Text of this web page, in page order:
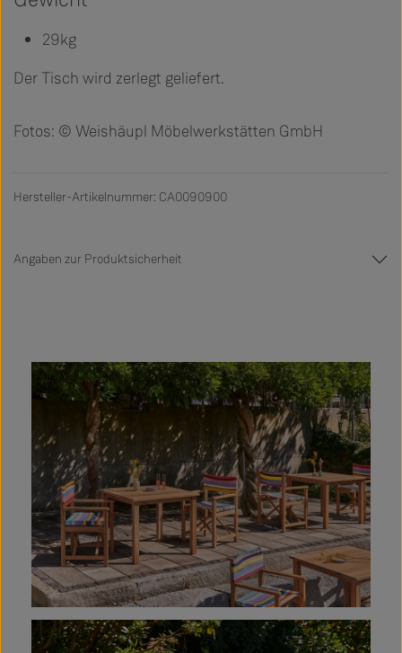
29kg
Der Tisch wird zerlegt geliefert.
Fotos: © Weishäupl Möbelwerkstätten GmbH
Hersteller-Artikelnummer: CA0090900
Angaben zur Produktsicherheit